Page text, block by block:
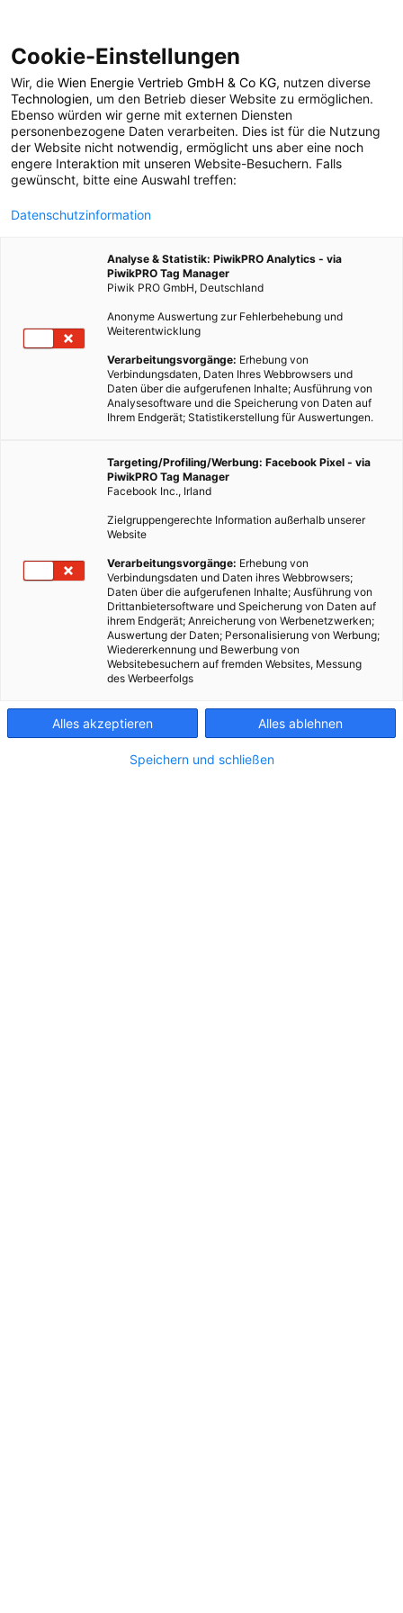
POSTS BY TAG
remake
1 BEITRAG
Cookie-Einstellungen
Wir, die Wien Energie Vertrieb GmbH & Co KG, nutzen diverse
Technologien, um den Betrieb dieser Website zu ermöglichen.
Ebenso würden wir gerne mit externen Diensten
personenbezogene Daten verarbeiten. Dies ist für die Nutzung
der Website nicht notwendig, ermöglicht uns aber eine noch
engere Interaktion mit unseren Website-Besuchern. Falls
gewünscht, bitte eine Auswahl treffen:
Datenschutzinformation
Analyse & Statistik: PiwikPRO Analytics - via
PiwikPRO Tag Manager
Piwik PRO GmbH, Deutschland
Anonyme Auswertung zur Fehlerbehebung und
Weiterentwicklung
Verarbeitungsvorgänge: Erhebung von
Verbindungsdaten, Daten Ihres Webbrowsers und
Daten über die aufgerufenen Inhalte; Ausführung von
Analysesoftware und die Speicherung von Daten auf
Ihrem Endgerät; Statistikerstellung für Auswertungen.
Targeting/Profiling/Werbung: Facebook Pixel - via
PiwikPRO Tag Manager
Facebook Inc., Irland
Zielgruppengerechte Information außerhalb unserer
Website
Verarbeitungsvorgänge: Erhebung von
Verbindungsdaten und Daten ihres Webbrowsers;
Daten über die aufgerufenen Inhalte; Ausführung von
Drittanbietersoftware und Speicherung von Daten auf
ihrem Endgerät; Anreicherung von Werbenetzwerken;
Auswertung der Daten; Personalisierung von Werbung;
Wiedererkennung und Bewerbung von
Websitebesuchern auf fremden Websites, Messung
des Werbeerfolgs
Alles akzeptieren Alles ablehnen
Speichern und schließen